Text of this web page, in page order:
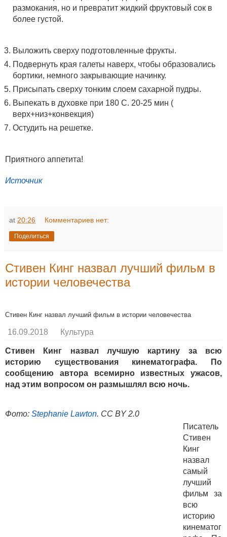
размокания, но и превратит жидкий фруктовый сок в
более густой.
Выложить сверху подготовленные фрукты.
Подвернуть края галеты наверх, чтобы образовались
бортики, немного закрывающие начинку.
Присыпать сверху тонким слоем сахарной пудры.
Выпекать в духовке при 180 С. 20-25 мин (
верх+низ+конвекция)
Остудить на решетке.
Приятного аппетита!
Источник
at 20:26 Комментариев нет:
Поделиться
Стивен Кинг назвал лучший фильм в
истории человечества
Стивен Кинг назвал лучший фильм в истории человечества
16.09.2018 Культура
Стивен Кинг назвал лучшую картину за всю
историю существования кинематографа. По
сообщению автора всемирно известных ужасов,
над этим вопросом он размышлял всю ночь.
Фото: Stephanie Lawton. CC BY 2.0
Писатель
Стивен
Кинг
назвал
самый
лучший
фильм за
всю
историю
кинематог